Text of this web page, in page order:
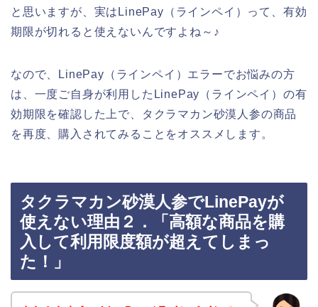
と思いますが、実はLinePay（ラインペイ）って、有効
期限が切れると使えないんですよね～♪
なので、LinePay（ラインペイ）エラーでお悩みの方
は、一度ご自身が利用したLinePay（ラインペイ）の有
効期限を確認した上で、タクラマカン砂漠人参の商品
を再度、購入されてみることをオススメします。
タクラマカン砂漠人参でLinePayが
使えない理由２．「高額な商品を購
入して利用限度額が超えてしまっ
た！」